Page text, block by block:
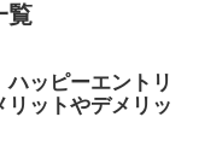
覧
ハッピーエントリ
リットやデメリッ